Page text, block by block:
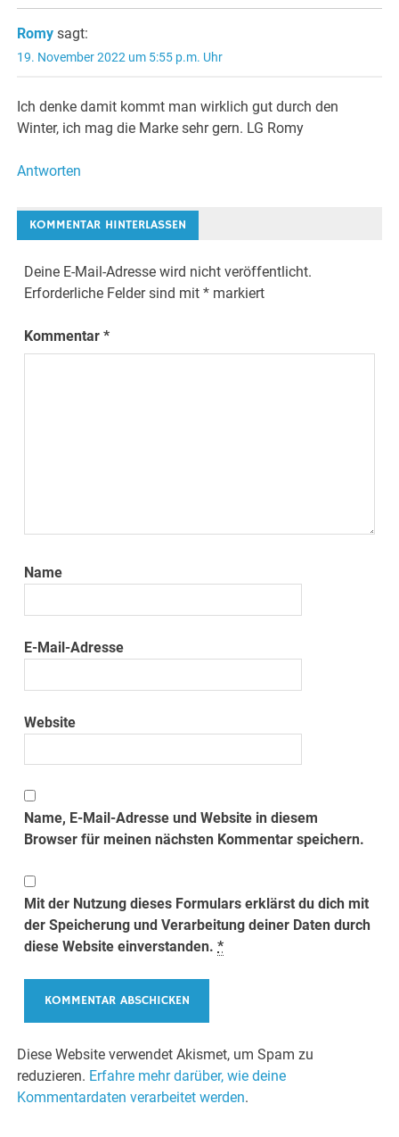
Romy sagt:
19. November 2022 um 5:55 p.m. Uhr
Ich denke damit kommt man wirklich gut durch den
Winter, ich mag die Marke sehr gern. LG Romy
Antworten
KOMMENTAR HINTERLASSEN
Deine E-Mail-Adresse wird nicht veröffentlicht.
Erforderliche Felder sind mit* markiert
Kommentar*
Name
E-Mail-Adresse
Website
Name, E-Mail-Adresse und Website in diesem
Browser für meinen nächsten Kommentar speichern.
Mit der Nutzung dieses Formulars erklärst du dich mit
der Speicherung und Verarbeitung deiner Daten durch
diese Website einverstanden.*
Diese Website verwendet Akismet, um Spam zu
reduzieren. Erfahre mehr darüber, wie deine
Kommentardaten verarbeitet werden.